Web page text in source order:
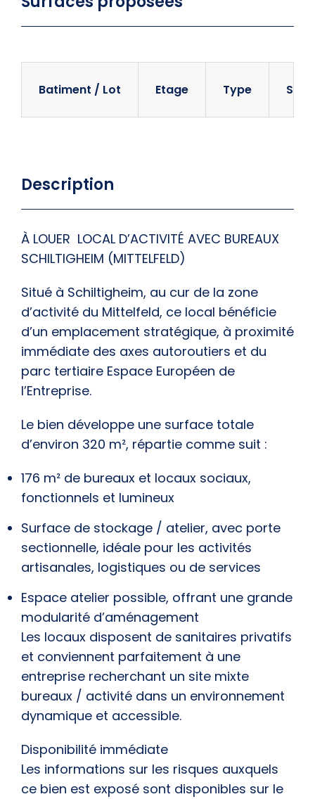
Batiment / Lot Etage Type
Description
À LOUER  LOCAL D’ACTIVITÉ AVEC BUREAUX 
SCHILTIGHEIM (MITTELFELD)
Situé à Schiltigheim, au cur de la zone
d’activité du Mittelfeld, ce local bénéficie
d’un emplacement stratégique, à proximité
immédiate des axes autoroutiers et du
parc tertiaire Espace Européen de
l’Entreprise.
Le bien développe une surface totale
d’environ 320 m², répartie comme suit :
176 m² de bureaux et locaux sociaux,
fonctionnels et lumineux
Surface de stockage / atelier, avec porte
sectionnelle, idéale pour les activités
artisanales, logistiques ou de services
Espace atelier possible, offrant une grande
modularité d’aménagement
Les locaux disposent de sanitaires privatifs
et conviennent parfaitement à une
entreprise recherchant un site mixte
bureaux / activité dans un environnement
dynamique et accessible.
Disponibilité immédiate
Les informations sur les risques auxquels
ce bien est exposé sont disponibles sur le